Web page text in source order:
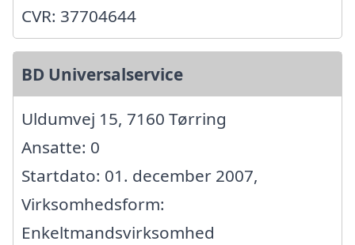
CVR: 37704644
BD Universalservice
Uldumvej 15, 7160 Tørring
Ansatte: 0
Startdato: 01. december 2007,
Virksomhedsform:
Enkeltmandsvirksomhed